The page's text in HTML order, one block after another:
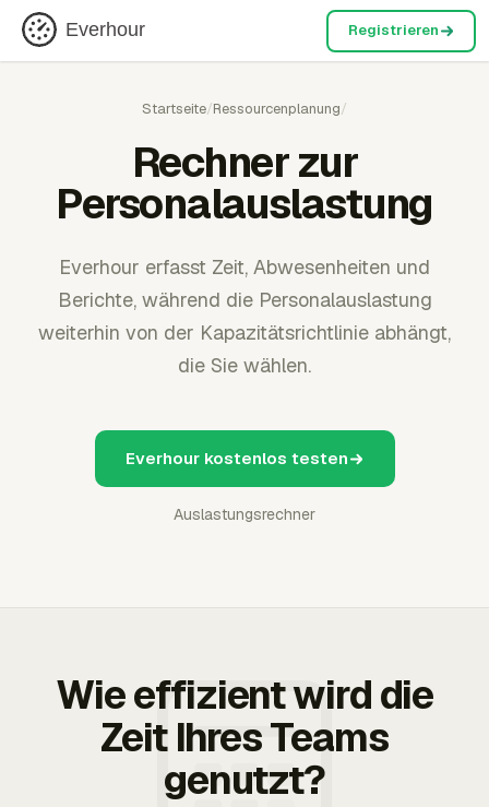
Everhour Registrieren
Startseite/Ressourcenplanung/
Rechner zur
Personalauslastung
Everhour erfasst Zeit, Abwesenheiten und
Berichte, während die Personalauslastung
weiterhin von der Kapazitätsrichtlinie abhängt,
die Sie wählen.
Everhour kostenlos testen
Auslastungsrechner
Wie effizient wird die
Zeit Ihres Teams
genutzt?